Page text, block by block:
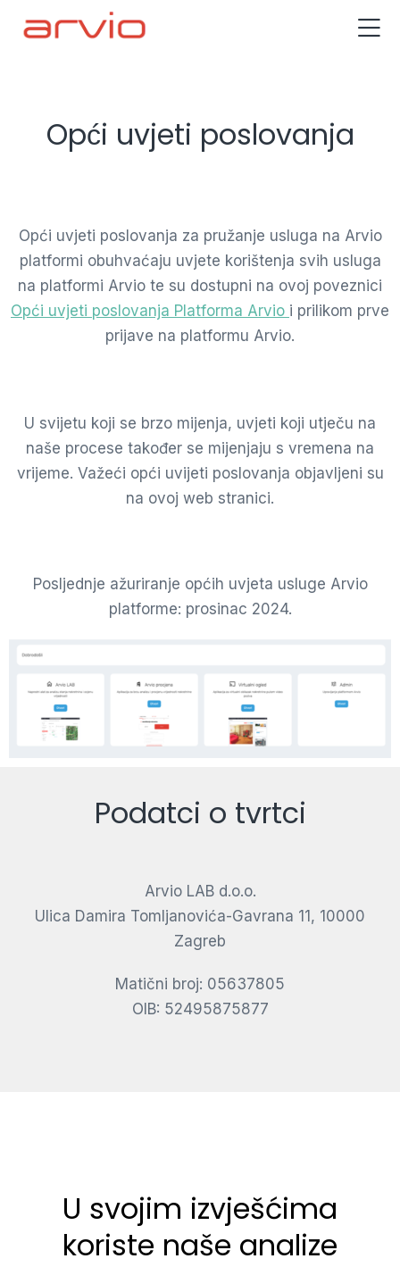
Opći uvjeti poslovanja
Opći uvjeti poslovanja za pružanje usluga na Arvio
platformi obuhvaćaju uvjete korištenja svih usluga
na platformi Arvio te su dostupni na ovoj poveznici
Opći uvjeti poslovanja Platforma Arvio i prilikom prve
prijave na platformu Arvio.
U svijetu koji se brzo mijenja, uvjeti koji utječu na
naše procese također se mijenjaju s vremena na
vrijeme. Važeći opći uvijeti poslovanja objavljeni su
na ovoj web stranici.
Posljednje ažuriranje općih uvjeta usluge Arvio
platforme: prosinac 2024.
Podatci o tvrtci
Arvio LAB d.o.o.
Ulica Damira Tomljanovića-Gavrana 11, 10000
Zagreb
Matični broj: 05637805
OIB: 52495875877
U svojim izvješćima
koriste naše analize